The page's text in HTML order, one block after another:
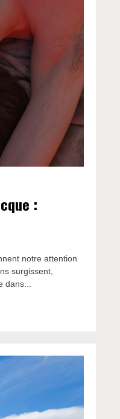
:
notre attention
surgissent,